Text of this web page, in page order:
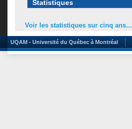
Statistiques
Voir les statistiques sur cinq ans...
UQAM - Université du Québec à Montréal